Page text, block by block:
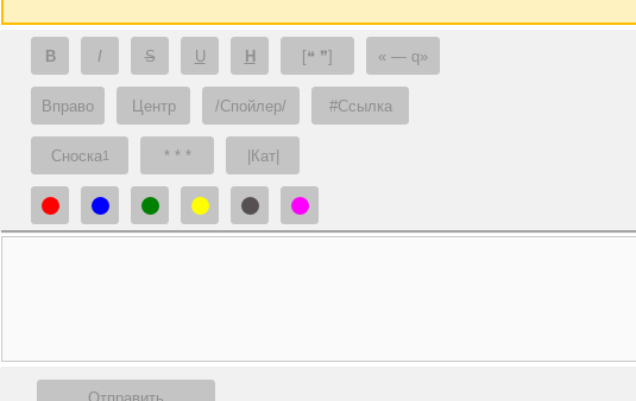
B I S U H [❝ ❞] — q
Вправо Центр /Спойлер/ #Ссылка
Сноска1 * * * |Кат|